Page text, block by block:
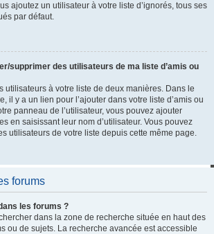
ajoutez un utilisateur à votre liste d’ignorés, tous ses
par défaut.
supprimer des utilisateurs de ma liste d’amis ou
utilisateurs à votre liste de deux manières. Dans le
il y a un lien pour l’ajouter dans votre liste d’amis ou
panneau de l’utilisateur, vous pouvez ajouter
en saisissant leur nom d’utilisateur. Vous pouvez
utilisateurs de votre liste depuis cette même page.
forums
les forums ?
dans la zone de recherche située en haut des
ou de sujets. La recherche avancée est accessible